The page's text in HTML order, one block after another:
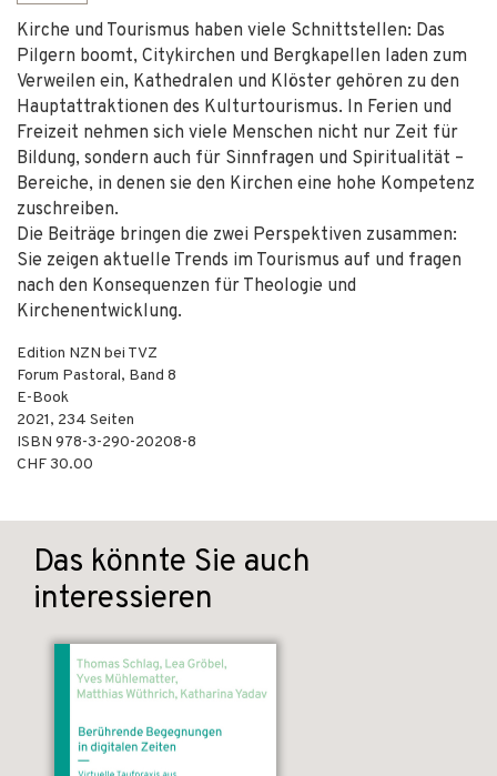
Kirche und Tourismus haben viele Schnittstellen: Das
Pilgern boomt, Citykirchen und Bergkapellen laden zum
Verweilen ein, Kathedralen und Klöster gehören zu den
Hauptattraktionen des Kulturtourismus. In Ferien und
Freizeit nehmen sich viele Menschen nicht nur Zeit für
Bildung, sondern auch für Sinnfragen und Spiritualität –
Bereiche, in denen sie den Kirchen eine hohe Kompetenz
zuschreiben.
Die Beiträge bringen die zwei Perspektiven zusammen:
Sie zeigen aktuelle Trends im Tourismus auf und fragen
nach den Konsequenzen für Theologie und
Kirchenentwicklung.
Edition NZN bei TVZ
Forum Pastoral, Band 8
E-Book
2021, 234 Seiten
ISBN 978-3-290-20208-8
CHF 30.00
Das könnte Sie auch
interessieren